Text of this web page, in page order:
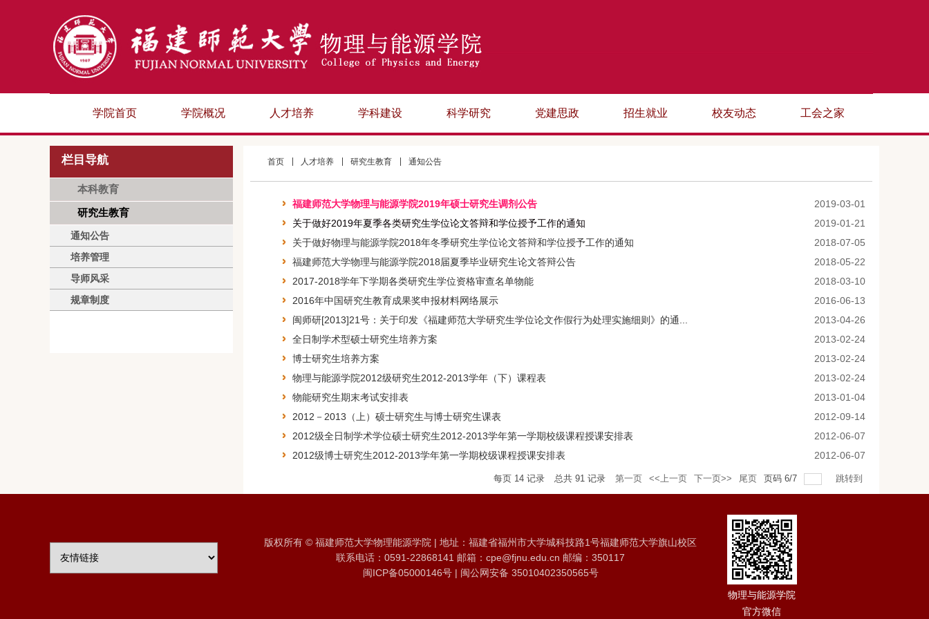
学院首页 学院概况 人才培养 学科建设 科学研究 党建思政 招生就业 校友动态 工会之家
首页 人才培养 研究生教育 通知公告
福建师范大学物理与能源学院2019年硕士研究生调剂公告
2019-03-01
关于做好2019年夏季各类研究生学位论文答辩和学位授予工作的通知
2019-01-21
关于做好物理与能源学院2018年冬季研究生学位论文答辩和学位授予工作的通知
2018-07-05
福建师范大学物理与能源学院2018届夏季毕业研究生论文答辩公告
2018-05-22
2017-2018学年下学期各类研究生学位资格审查名单物能
2018-03-10
2016年中国研究生教育成果奖申报材料网络展示
2016-06-13
闽师研[2013]21号：关于印发《福建师范大学研究生学位论文作假行为处理实施细则》的通...
2013-04-26
全日制学术型硕士研究生培养方案
2013-02-24
博士研究生培养方案
2013-02-24
物理与能源学院2012级研究生2012-2013学年（下）课程表
2013-02-24
物能研究生期末考试安排表
2013-01-04
2012－2013（上）硕士研究生与博士研究生课表
2012-09-14
2012级全日制学术学位硕士研究生2012-2013学年第一学期校级课程授课安排表
2012-06-07
2012级博士研究生2012-2013学年第一学期校级课程授课安排表
2012-06-07
每页 14 记录 总共 91 记录 第一页 <<上一页 下一页>> 尾页 页码 6/7 跳转到
栏目导航
本科教育
研究生教育
通知公告
培养管理
导师风采
规章制度
版权所有 © 福建师范大学物理能源学院 | 地址：福建省福州市大学城科技路1号福建师范大学旗山校区
联系电话：0591-22868141 邮箱：cpe@fjnu.edu.cn 邮编：350117
闽ICP备05000146号 | 闽公网安备 35010402350565号
物理与能源学院
官方微信